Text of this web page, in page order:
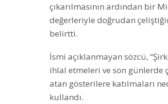
çıkarılmasının ardından bir
değerleriyle doğrudan
belirtti.
İsmi açıklanmayan sözcü,
ihlal etmeleri ve son günlerde
atan gösterilere katılmaları
kullandı.